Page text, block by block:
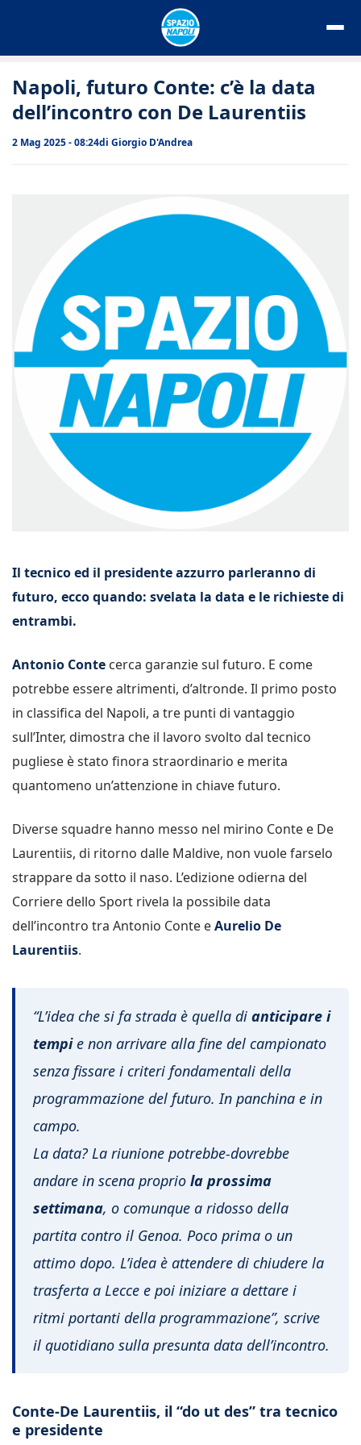
Napoli, futuro Conte: c’è la data
dell’incontro con De Laurentiis
2 Mag 2025 - 08:24di Giorgio D'Andrea
Il tecnico ed il presidente azzurro parleranno di
futuro, ecco quando: svelata la data e le richieste di
entrambi.
Antonio Conte cerca garanzie sul futuro. E come
potrebbe essere altrimenti, d’altronde. Il primo posto
in classifica del Napoli, a tre punti di vantaggio
sull’Inter, dimostra che il lavoro svolto dal tecnico
pugliese è stato finora straordinario e merita
quantomeno un’attenzione in chiave futuro.
Diverse squadre hanno messo nel mirino Conte e De
Laurentiis, di ritorno dalle Maldive, non vuole farselo
strappare da sotto il naso. L’edizione odierna del
Corriere dello Sport rivela la possibile data
dell’incontro tra Antonio Conte eAurelio De
Laurentiis.
“L’idea che si fa strada è quella di anticipare i
tempie non arrivare alla fine del campionato
senza fissare i criteri fondamentali della
programmazione del futuro. In panchina e in
campo.
La data? La riunione potrebbe-dovrebbe
andare in scena proprio la prossima
settimana, o comunque a ridosso della
partita contro il Genoa. Poco prima o un
attimo dopo. L’idea è attendere di chiudere la
trasferta a Lecce e poi iniziare a dettare i
ritmi portanti della programmazione”, scrive
il quotidiano sulla presunta data dell’incontro.
Conte-De Laurentiis, il “do ut des” tra tecnico
e presidente